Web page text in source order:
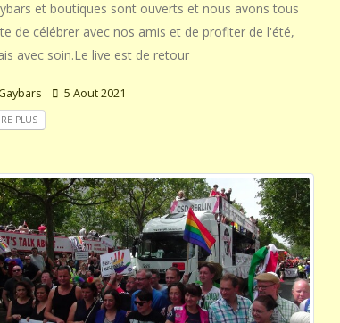
et boutiques sont ouverts et nous avons tous
de célébrer avec nos amis et de profiter de l'été,
avec soin.Le live est de retour
Gaybars 5 Aout 2021
PLUS